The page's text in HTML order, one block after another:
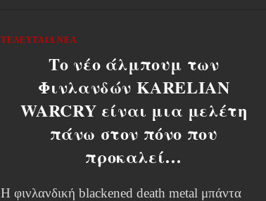
ΤΕΛΕΥΤΑΊΑ ΝΈΑ
Το νέο άλμπουμ των
Φινλανδών KARELIAN
WARCRY είναι μια μελέτη
πάνω στον πόνο που
προκαλεί…
Η φινλανδική blackened death metal μπάντα